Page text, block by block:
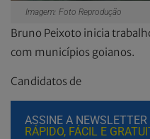
Imagem: Foto Reprodução
Bruno Peixoto inicia
com municípios goianos.
Candidatos de
ASSINE A NEWSLETTER
RÁPIDO, FÁCIL E